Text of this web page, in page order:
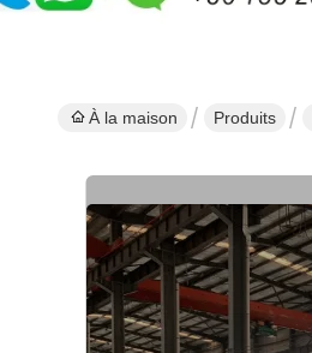
À la maison Produits